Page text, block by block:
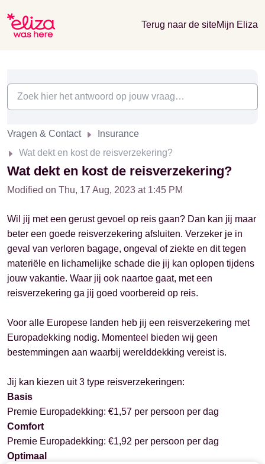
Terug naar de siteMijn Eliza
Vragen & Contact
Insurance
Wat dekt en kost de reisverzekering?
Wat dekt en kost de reisverzekering?
Modified on Thu, 17 Aug, 2023 at 1:45 PM
Wil jij met een gerust gevoel op reis gaan? Dan kan jij maar
beter een goede reisverzekering afsluiten. Verzeker je in
geval van verloren bagage, ongeval of ziekte en dit tegen
materiële en lichamelijke schade die jij kan oplopen tijdens
jouw vakantie. Waar jij ook naartoe gaat, met een
reisverzekering ga jij goed voorbereid op reis.
Voor alle Europese landen heb jij een reisverzekering met
Europadekking nodig. Momenteel bieden wij geen
bestemmingen aan waarbij werelddekking vereist is.
Jij kan kiezen uit 3 type reisverzekeringen:
Basis
Premie Europadekking: €1,57 per persoon per dag
Comfort
Premie Europadekking: €1,92 per persoon per dag
Optimaal